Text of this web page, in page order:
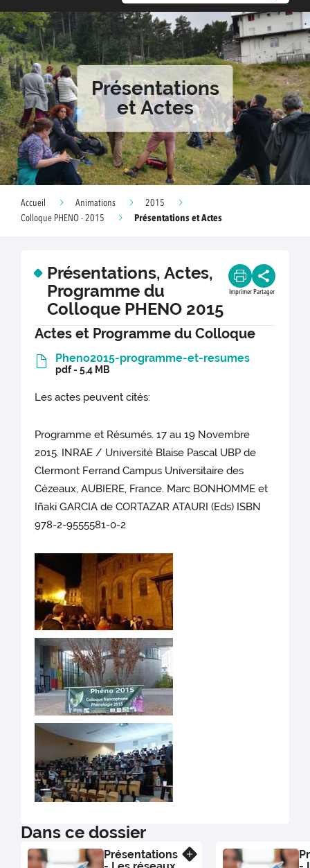
Présentations
et Actes
Accueil Animations
2015
Colloque PHENO - 2015
Présentations et Actes
Présentations, Actes,
Programme du
Colloque PHENO 2015
Imprimer Partager
Actes et Programme du Colloque
Pheno2015-programme-et-resumes
pdf - 5,4 MB
Les actes peuvent cités:
Programme et Résumés. 17 au 19 Novembre
2015. INRAE / Université Blaise Pascal UBP de
Clermont Ferrand Campus Universitaire des
Cézeaux, AUBIERE, France. Marc BONHOMME et
Iñaki GARCIA de CORTAZAR ATAURI (Eds) ISBN
978-2-9555581-0-2
Dans ce dossier
Présentations